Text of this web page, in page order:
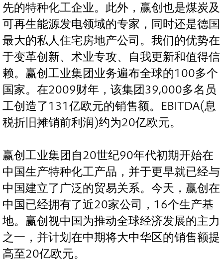
先的特种化工企业。此外，赢创也是煤炭及
可再生能源发电领域的专家，同时还是德国
最大的私人住宅房地产公司。我们的优势在
于变革创新、术业专攻、自我更新和值得信
赖。赢创工业集团业务遍布全球的100多个
国家。在2009财年，该集团39,000多名员
工创造了131亿欧元的销售额。EBITDA(息
税折旧摊销前利润)约为20亿欧元。
赢创工业集团自20世纪90年代初期开始在
中国生产特种化工产品，并于更早就已经与
中国建立了广泛的贸易关系。今天，赢创在
中国已经拥有了近20家公司，16个生产基
地。赢创视中国为推动全球经济发展的主力
之一，并计划在中期将大中华区的销售额提
高至20亿欧元。